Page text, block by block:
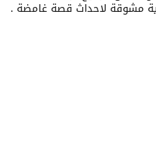
مشوقة لاحداث قصة غامضة .